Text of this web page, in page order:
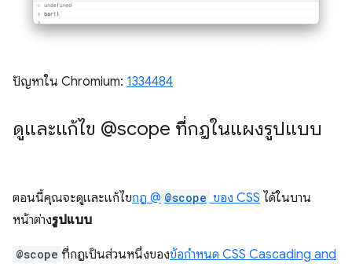
ปัญหาใน Chromium: 1334484
ดูและแก้ไข @scope ที่กฎในแผงรูปแบบ
ตอนนี้คุณจะดูและแก้ไขกฎ @ @scope ของ CSS ได้ในบาน
หน้าต่างรูปแบบ
@scope ที่กฎเป็นส่วนหนึ่งของข้อกำหนด CSS Cascading and